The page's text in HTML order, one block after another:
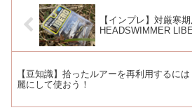
【インプレ】対厳寒
HEADSWIMMER
【豆知識】拾ったルアーを再利用するに
麗にして使おう！